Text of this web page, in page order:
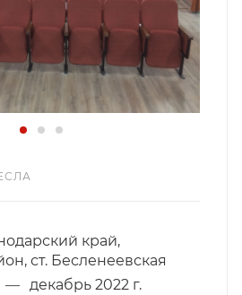
край,
ст. Бесленеевская
—
декабрь 2022 г.